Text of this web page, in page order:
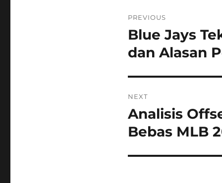
navigation
PREVIOUS
Previous
post:
Blue Jays
dan Alasan
NEXT
Next
post:
Analisis
Bebas MLB